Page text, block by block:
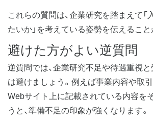
これらの質問は、企業研究を踏まえて
たいか」を考えている姿勢を伝えること
避けた方がよい逆質問
逆質問では、企業研究不足や待遇重視
は避けましょう。例えば事業内容や取
Webサイト上に記載されている内容を
うと、準備不足の印象が強くなります。